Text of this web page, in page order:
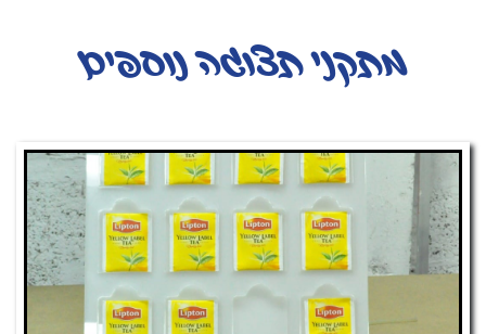
מתקני תצוגה נוספים